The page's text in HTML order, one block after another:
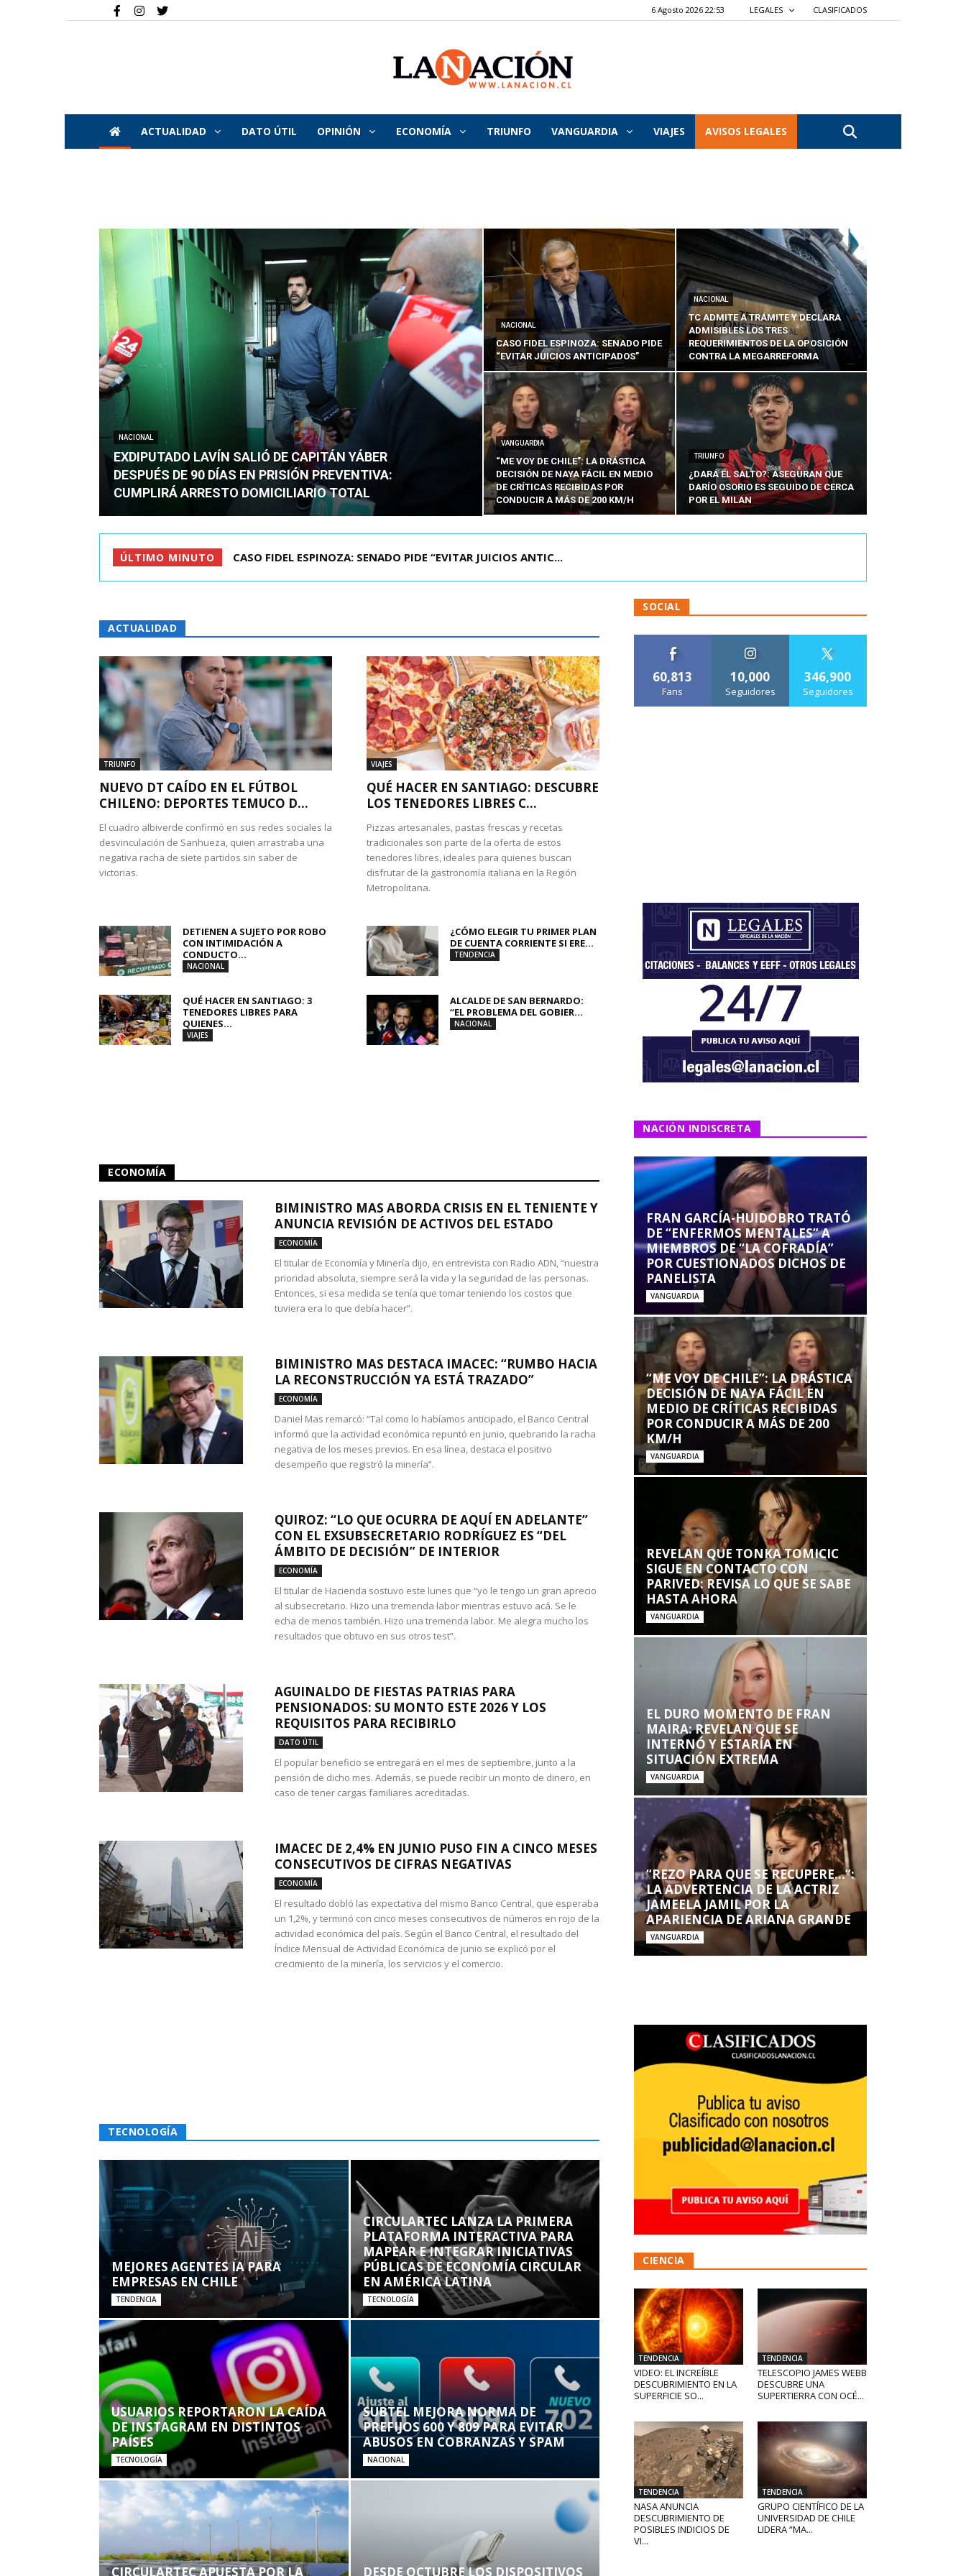
6 Agosto 2026 22:53 LEGALES CLASIFICADOS
La
Nación
ACTUALIDAD DATO ÚTIL OPINIÓN ECONOMÍA TRIUNFO VANGUARDIA VIAJES AVISOS LEGALES
NACIONAL
EXDIPUTADO LAVÍN SALIÓ DE CAPITÁN YÁBER
DESPUÉS DE 90 DÍAS EN PRISIÓN PREVENTIVA:
CUMPLIRÁ ARRESTO DOMICILIARIO TOTAL
NACIONAL
CASO FIDEL ESPINOZA: SENADO PIDE
“EVITAR JUICIOS ANTICIPADOS”
NACIONAL
TC ADMITE A TRÁMITE Y DECLARA
ADMISIBLES LOS TRES
REQUERIMIENTOS DE LA OPOSICIÓN
CONTRA LA MEGARREFORMA
VANGUARDIA
“ME VOY DE CHILE”: LA DRÁSTICA
DECISIÓN DE NAYA FÁCIL EN MEDIO
DE CRÍTICAS RECIBIDAS POR
CONDUCIR A MÁS DE 200 KM/H
TRIUNFO
¿DARÁ EL SALTO?: ASEGURAN QUE
DARÍO OSORIO ES SEGUIDO DE CERCA
POR EL MILAN
ÚLTIMO MINUTO TC ADMITE A TRÁMITE Y DECLARA ADMISIBLES LOS TRES REQU...
ACTUALIDAD
TRIUNFO
NUEVO DT CAÍDO EN EL FÚTBOL
CHILENO: DEPORTES TEMUCO D...
El cuadro albiverde confirmó en sus redes sociales la
desvinculación de Sanhueza, quien arrastraba una
negativa racha de siete partidos sin saber de
victorias.
VIAJES
QUÉ HACER EN SANTIAGO: DESCUBRE
LOS TENEDORES LIBRES C...
Pizzas artesanales, pastas frescas y recetas
tradicionales son parte de la oferta de estos
tenedores libres, ideales para quienes buscan
disfrutar de la gastronomía italiana en la Región
Metropolitana.
DETIENEN A SUJETO POR ROBO
CON INTIMIDACIÓN A
CONDUCTO...
NACIONAL
¿CÓMO ELEGIR TU PRIMER PLAN
DE CUENTA CORRIENTE SI ERE...
TENDENCIA
QUÉ HACER EN SANTIAGO: 3
TENEDORES LIBRES PARA
QUIENES...
VIAJES
ALCALDE DE SAN BERNARDO:
“EL PROBLEMA DEL GOBIER...
NACIONAL
ECONOMÍA
BIMINISTRO MAS ABORDA CRISIS EN EL TENIENTE Y
ANUNCIA REVISIÓN DE ACTIVOS DEL ESTADO
ECONOMÍA
El titular de Economía y Minería dijo, en entrevista con Radio ADN, “nuestra
prioridad absoluta, siempre será la vida y la seguridad de las personas.
Entonces, si esa medida se tenía que tomar teniendo los costos que
tuviera era lo que debía hacer”.
BIMINISTRO MAS DESTACA IMACEC: “RUMBO HACIA
LA RECONSTRUCCIÓN YA ESTÁ TRAZADO”
ECONOMÍA
Daniel Mas remarcó: “Tal como lo habíamos anticipado, el Banco Central
informó que la actividad económica repuntó en junio, quebrando la racha
negativa de los meses previos. En esa línea, destaca el positivo
desempeño que registró la minería”.
QUIROZ: “LO QUE OCURRA DE AQUÍ EN ADELANTE”
CON EL EXSUBSECRETARIO RODRÍGUEZ ES “DEL
ÁMBITO DE DECISIÓN” DE INTERIOR
ECONOMÍA
El titular de Hacienda sostuvo este lunes que “yo le tengo un gran aprecio
al subsecretario. Hizo una tremenda labor mientras estuvo acá. Se le
echa de menos también. Hizo una tremenda labor. Me alegra mucho los
resultados que obtuvo en sus otros test”.
AGUINALDO DE FIESTAS PATRIAS PARA
PENSIONADOS: SU MONTO ESTE 2026 Y LOS
REQUISITOS PARA RECIBIRLO
DATO ÚTIL
El popular beneficio se entregará en el mes de septiembre, junto a la
pensión de dicho mes. Además, se puede recibir un monto de dinero, en
caso de tener cargas familiares acreditadas.
IMACEC DE 2,4% EN JUNIO PUSO FIN A CINCO MESES
CONSECUTIVOS DE CIFRAS NEGATIVAS
ECONOMÍA
El resultado dobló las expectativa del mismo Banco Central, que esperaba
un 1,2%, y terminó con cinco meses consecutivos de números en rojo de la
actividad económica del país. Según el Banco Central, el resultado del
Índice Mensual de Actividad Económica de junio se explicó por el
crecimiento de la minería, los servicios y el comercio.
TECNOLOGÍA
MEJORES AGENTES IA PARA
EMPRESAS EN CHILE
TENDENCIA
CIRCULARTEC LANZA LA PRIMERA
PLATAFORMA INTERACTIVA PARA
MAPEAR E INTEGRAR INICIATIVAS
PÚBLICAS DE ECONOMÍA CIRCULAR
EN AMÉRICA LATINA
TECNOLOGÍA
USUARIOS REPORTARON LA CAÍDA
DE INSTAGRAM EN DISTINTOS
PAÍSES
TECNOLOGÍA
SUBTEL MEJORA NORMA DE
PREFIJOS 600 Y 809 PARA EVITAR
ABUSOS EN COBRANZAS Y SPAM
NACIONAL
CIRCULARTEC APUESTA POR LA DESDE OCTUBRE LOS DISPOSITIVOS
SOCIAL
60,813
Fans
10,000
Seguidores
346,900
Seguidores
NACIÓN INDISCRETA
FRAN GARCÍA-HUIDOBRO TRATÓ
DE “ENFERMOS MENTALES” A
MIEMBROS DE “LA COFRADÍA”
POR CUESTIONADOS DICHOS DE
PANELISTA
VANGUARDIA
“ME VOY DE CHILE”: LA DRÁSTICA
DECISIÓN DE NAYA FÁCIL EN
MEDIO DE CRÍTICAS RECIBIDAS
POR CONDUCIR A MÁS DE 200
KM/H
VANGUARDIA
REVELAN QUE TONKA TOMICIC
SIGUE EN CONTACTO CON
PARIVED: REVISA LO QUE SE SABE
HASTA AHORA
VANGUARDIA
EL DURO MOMENTO DE FRAN
MAIRA: REVELAN QUE SE
INTERNÓ Y ESTARÍA EN
SITUACIÓN EXTREMA
VANGUARDIA
“REZO PARA QUE SE RECUPERE…”:
LA ADVERTENCIA DE LA ACTRIZ
JAMEELA JAMIL POR LA
APARIENCIA DE ARIANA GRANDE
VANGUARDIA
CIENCIA
TENDENCIA
VIDEO: EL INCREÍBLE
DESCUBRIMIENTO EN LA
SUPERFICIE SO...
TENDENCIA
TELESCOPIO JAMES WEBB
DESCUBRE UNA
SUPERTIERRA CON OCÉ...
TENDENCIA
NASA ANUNCIA
DESCUBRIMIENTO DE
POSIBLES INDICIOS DE
VI...
TENDENCIA
GRUPO CIENTÍFICO DE LA
UNIVERSIDAD DE CHILE
LIDERA “MA...